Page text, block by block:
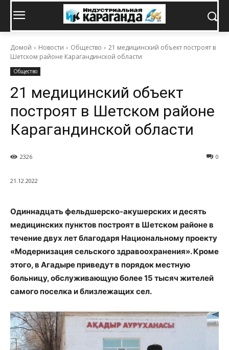
Домой Новости Общество
21 медицинский объект построят в
Шетском районе Карагандинской области
Общество
21 медицинский объект
построят в Шетском районе
Карагандинской области
0
2326
21.12.2022
Одиннадцать фельдшерско-акушерских и десять
медицинских пунктов построят в Шетском районе в
течение двух лет благодаря Национальному проекту
«Модернизация сельского здравоохранения». Кроме
этого, в Агадыре приведут в порядок местную
больницу, обслуживающую более 15 тысяч жителей
самого поселка и близлежащих сел.